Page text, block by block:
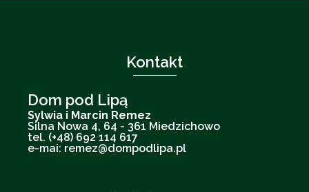
Kontakt
Dom pod Lipą
Sylwia i Marcin Remez
Silna Nowa 4, 64 - 361 Miedzichowo
tel. (+48) 692 114 617
e-mai: remez@dompodlipa.pl